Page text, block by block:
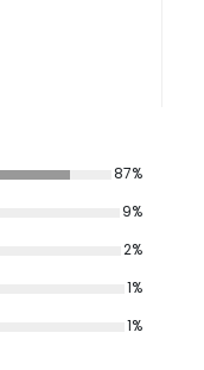
87%
9%
2%
1%
1%